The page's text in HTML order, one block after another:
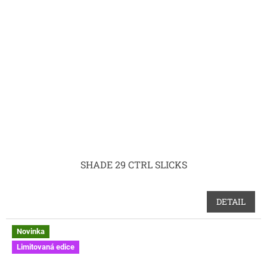
SHADE 29 CTRL SLICKS
DETAIL
Novinka
Limitovaná edice